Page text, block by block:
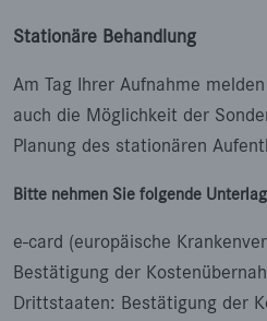
Stationäre Behandlung
Am Tag Ihrer Aufnahme
auch die Möglichkeit der
Planung des stationären
Bitte nehmen Sie folgende
e-card (europäische
Bestätigung der
Drittstaaten: Bestätigung der